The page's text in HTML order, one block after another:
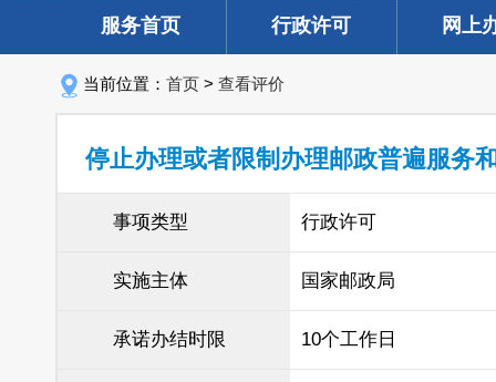
服务首页 行政许可 网上
当前位置： 首页 > 查看评价
停止办理或者限制办理邮政普遍服务
事项类型 行政许可
实施主体 国家邮政局
承诺办结时限 10个工作日